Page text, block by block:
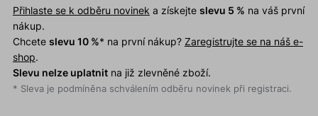
Přihlaste se k odběru novinek a získejte slevu 5 % na váš první
nákup.
Chcete slevu 10 %* na první nákup? Zaregistrujte se na náš e-
shop.
Slevu nelze uplatnitna již zlevněné zboží.
* Sleva je podmíněna schválením odběru novinek při registraci.